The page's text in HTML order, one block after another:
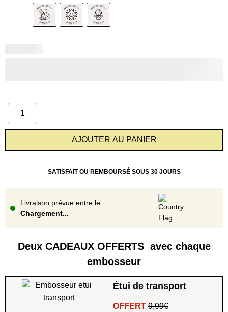
AJOUTER AU PANIER
SATISFAIT OU REMBOURSÉ SOUS 30 JOURS
Livraison prévue entre le
Chargement...
Deux CADEAUX OFFERTS avec chaque
embosseur
Étui de transport
OFFERT9,99€